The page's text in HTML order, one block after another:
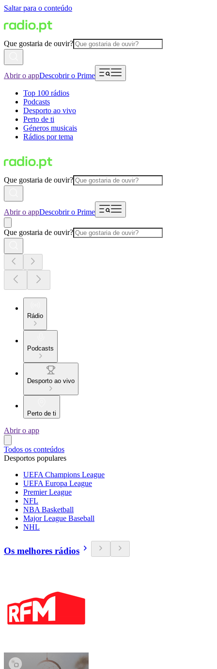
Saltar para o conteúdo
Que gostaria de ouvir?
Abrir o appDescobrir o Prime
Top 100 rádios
Podcasts
Desporto ao vivo
Perto de ti
Géneros musicais
Rádios por tema
Que gostaria de ouvir?
Abrir o appDescobrir o Prime
Que gostaria de ouvir?
Rádio
Podcasts
Desporto ao vivo
Perto de ti
Abrir o app
Todos os conteúdos
Desportos populares
UEFA Champions League
UEFA Europa League
Premier League
NFL
NBA Basketball
Major League Baseball
NHL
Os melhores rádios